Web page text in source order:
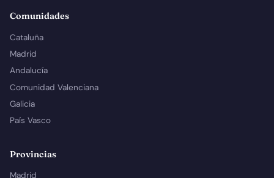
Comunidades
Cataluña
Madrid
Andalucía
Comunidad Valenciana
Galicia
País Vasco
Provincias
Madrid